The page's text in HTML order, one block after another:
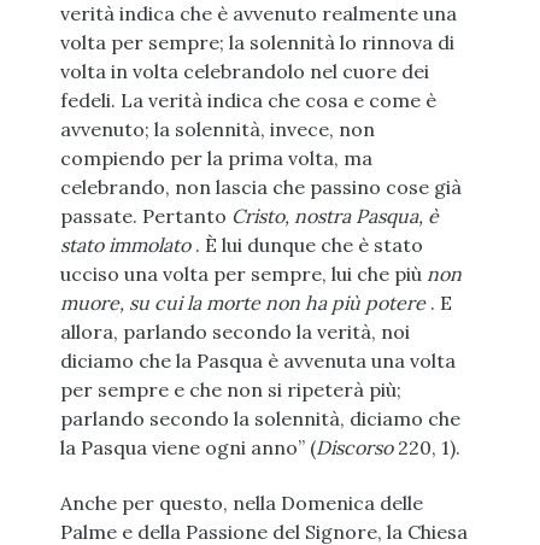
verità indica che è avvenuto realmente una
volta per sempre; la solennità lo rinnova di
volta in volta celebrandolo nel cuore dei
fedeli. La verità indica che cosa e come è
avvenuto; la solennità, invece, non
compiendo per la prima volta, ma
celebrando, non lascia che passino cose già
passate. Pertanto Cristo, nostra Pasqua, è
stato immolato. È lui dunque che è stato
ucciso una volta per sempre, lui che più non
muore, su cui la morte non ha più potere. E
allora, parlando secondo la verità, noi
diciamo che la Pasqua è avvenuta una volta
per sempre e che non si ripeterà più;
parlando secondo la solennità, diciamo che
la Pasqua viene ogni anno” (Discorso 220, 1).
Anche per questo, nella Domenica delle
Palme e della Passione del Signore, la Chiesa